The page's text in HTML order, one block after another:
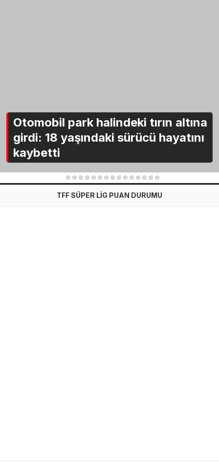
Otomobil park halindeki tırın altına
girdi: 18 yaşındaki sürücü hayatını
kaybetti
2 3 4 5 6 7 8 9 10 11 12 13 14 15
TFF SÜPER LİG PUAN DURUMU